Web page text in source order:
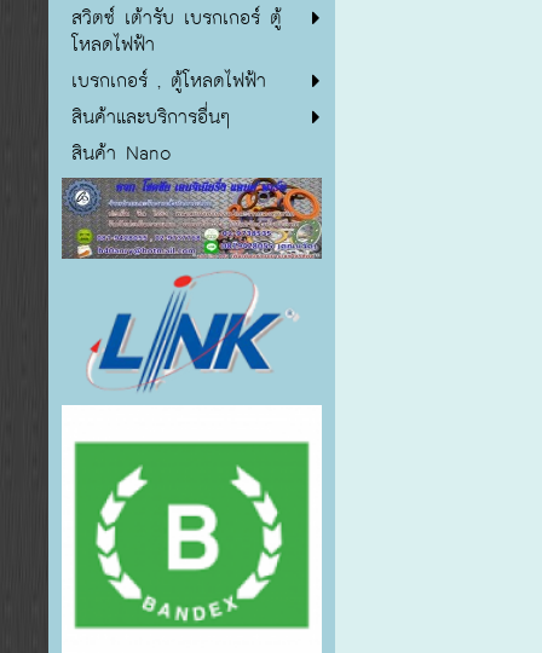
สวิตซ์ เต้ารับ เบรกเกอร์ ตู้
โหลดไฟฟ้า
เบรกเกอร์ , ตู้โหลดไฟฟ้า
สินค้าและบริการอื่นๆ
สินค้า Nano